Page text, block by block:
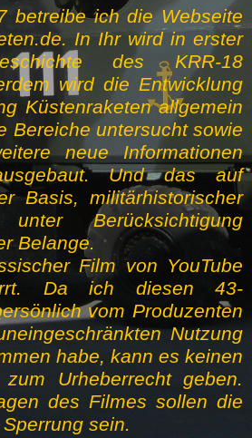
betreibe ich die Webseite
In Ihr wird in erster
des KRR-18
wird die Entwicklung
Küstenraketen allgemein
Bereiche untersucht sowie
neue Informationen
Und das auf
Basis, militärhistorischer
Berücksichtigung
Belange.
Film von YouTube
Da ich diesen 43-
vom Produzenten
Nutzung
habe, kann es keinen
zum Urheberrecht geben.
des Filmes sollen die
sein.